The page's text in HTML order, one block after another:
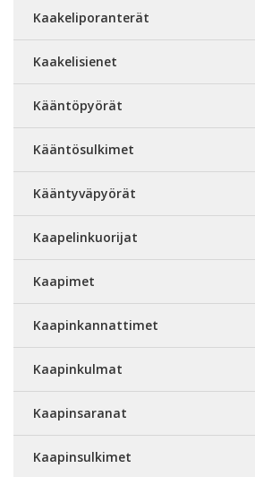
Kaakeliporanterät
Kaakelisienet
Kääntöpyörät
Kääntösulkimet
Kääntyväpyörät
Kaapelinkuorijat
Kaapimet
Kaapinkannattimet
Kaapinkulmat
Kaapinsaranat
Kaapinsulkimet